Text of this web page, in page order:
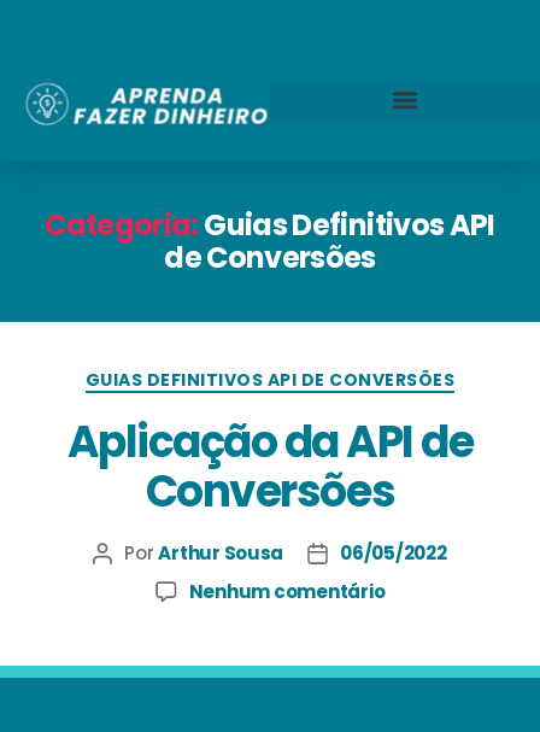
Categoria:Guias Definitivos API
de Conversões
GUIAS DEFINITIVOS API DE CONVERSÕES
Aplicação da API de
Conversões
PorArthur Sousa
06/05/2022
Nenhum comentário